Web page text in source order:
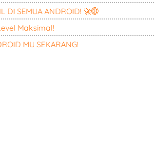
DI SEMUA ANDROID! 🚀🌐
Maksimal!
MU SEKARANG!